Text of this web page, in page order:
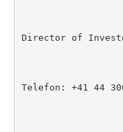
Director of
Telefon: +41 44